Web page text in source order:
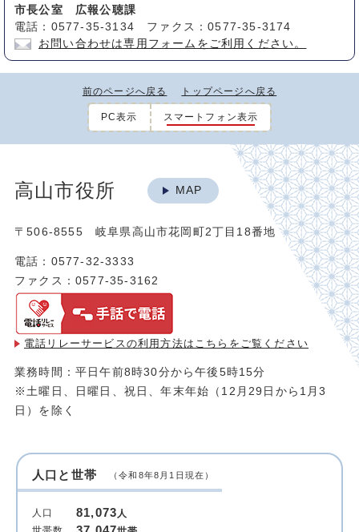
市長公室 広報公聴課
電話：0577-35-3134 ファクス：0577-35-3174
お問い合わせは専用フォームをご利用ください。
前のページへ戻る トップページへ戻る
PC表示 スマートフォン表示
高山市役所 MAP
〒506-8555 岐阜県高山市花岡町2丁目18番地
電話：0577-32-3333
ファクス：0577-35-3162
電話リレーサービスの利用方法は こちらをご覧ください
業務時間：平日午前8時30分から午後5時15分
※土曜日、日曜日、祝日、年末年始（12月29日から1月3
日）を除く
人口と世帯 （令和8年8月1日現在）
人口 81,073人